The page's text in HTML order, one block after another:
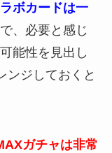
ボカードは一
、必要と感じ
能性を見出し
ンジしておくと
ガチャは非常